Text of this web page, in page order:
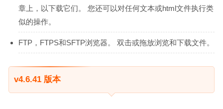
章上，以下载它们。 您还可以对任何文本或html文件执行类
似的操作。
FTP，FTPS和SFTP浏览器。 双击或拖放浏览和下载文件。
v4.6.41 版本